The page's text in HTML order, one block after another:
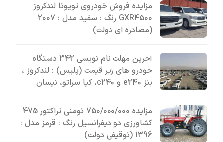
مزایده فروش خودروی تویوتا لندکروز
GXR4500 رنگ : سفید مدل : 2007
(مصادره ای دولت)
آخرین مهلت نام نویسی 342 دستگاه
خودرو های زیر قیمت (پلیس) : لندکروز ،
بنز e240 و c240، کیا سراتو، نیسان
مزایده 750/000/000 تومنی تراکتور 475
کشاورزی دو دیفرانسیل رنگ : قرمز مدل :
1396 (توقیفی دولت)